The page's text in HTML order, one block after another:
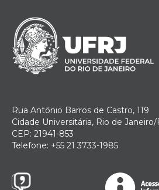
Rua Antônio Barros de Castro, 119
Cidade Universitária, Rio de Janeiro/
CEP: 21941-853
Telefone: +55 21 3733-1985